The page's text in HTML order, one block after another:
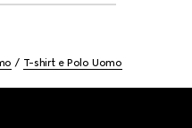
T-shirt e Polo Uomo